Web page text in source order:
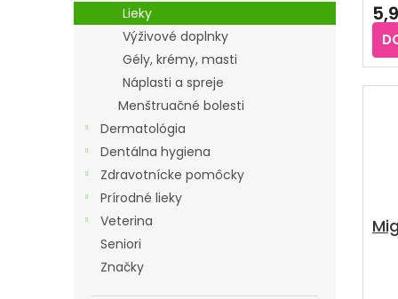
Lieky
Výživové doplnky
Gély, krémy, masti
Náplasti a spreje
Menštruačné bolesti
Dermatológia
Dentálna hygiena
Zdravotnícke pomôcky
Prírodné lieky
Veterina
Seniori
Značky
V
O
V
4,3
z
5